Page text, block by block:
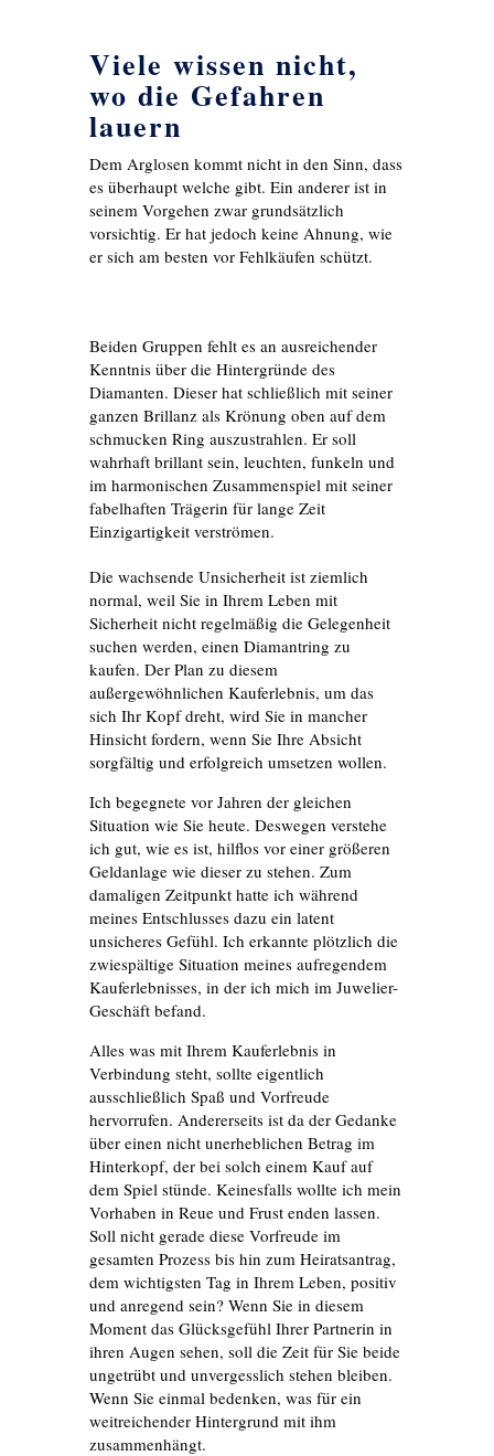
Viele wissen nicht,
wo die Gefahren
lauern
Dem Arglosen kommt nicht in den Sinn, dass
es überhaupt welche gibt. Ein anderer ist in
seinem Vorgehen zwar grundsätzlich
vorsichtig. Er hat jedoch keine Ahnung, wie
er sich am besten vor Fehlkäufen schützt.
Beiden Gruppen fehlt es an ausreichender
Kenntnis über die Hintergründe des
Diamanten. Dieser hat schließlich mit seiner
ganzen Brillanz als Krönung oben auf dem
schmucken Ring auszustrahlen. Er soll
wahrhaft brillant sein, leuchten, funkeln und
im harmonischen Zusammenspiel mit seiner
fabelhaften Trägerin für lange Zeit
Einzigartigkeit verströmen.
Die wachsende Unsicherheit ist ziemlich
normal, weil Sie in Ihrem Leben mit
Sicherheit nicht regelmäßig die Gelegenheit
suchen werden, einen Diamantring zu
kaufen. Der Plan zu diesem
außergewöhnlichen Kauferlebnis, um das
sich Ihr Kopf dreht, wird Sie in mancher
Hinsicht fordern, wenn Sie Ihre Absicht
sorgfältig und erfolgreich umsetzen wollen.
Ich begegnete vor Jahren der gleichen
Situation wie Sie heute. Deswegen verstehe
ich gut, wie es ist, hilflos vor einer größeren
Geldanlage wie dieser zu stehen. Zum
damaligen Zeitpunkt hatte ich während
meines Entschlusses dazu ein latent
unsicheres Gefühl. Ich erkannte plötzlich die
zwiespältige Situation meines aufregendem
Kauferlebnisses, in der ich mich im Juwelier-
Geschäft befand.
Alles was mit Ihrem Kauferlebnis in
Verbindung steht, sollte eigentlich
ausschließlich Spaß und Vorfreude
hervorrufen. Andererseits ist da der Gedanke
über einen nicht unerheblichen Betrag im
Hinterkopf, der bei solch einem Kauf auf
dem Spiel stünde. Keinesfalls wollte ich mein
Vorhaben in Reue und Frust enden lassen.
Soll nicht gerade diese Vorfreude im
gesamten Prozess bis hin zum Heiratsantrag,
dem wichtigsten Tag in Ihrem Leben, positiv
und anregend sein? Wenn Sie in diesem
Moment das Glücksgefühl Ihrer Partnerin in
ihren Augen sehen, soll die Zeit für Sie beide
ungetrübt und unvergesslich stehen bleiben.
Wenn Sie einmal bedenken, was für ein
weitreichender Hintergrund mit ihm
zusammenhängt.